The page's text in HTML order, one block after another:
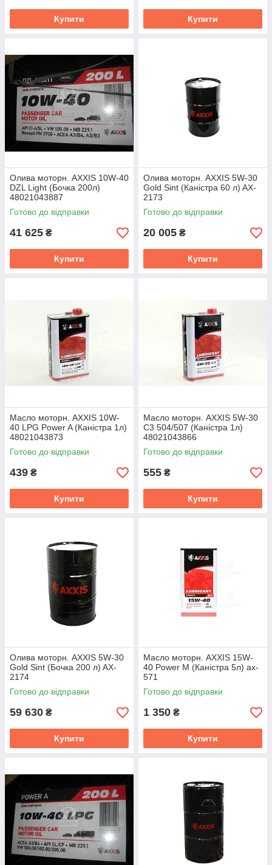
Купити Купити
Олива моторн. AXXIS 10W-40
DZL Light (Бочка 200л)
48021043887
Готово до відправки
41 625 ₴
Купити
Олива моторн. AXXIS 5W-30
Gold Sint (Каністра 60 л) AX-
2173
Готово до відправки
20 005 ₴
Купити
Масло моторн. AXXIS 10W-
40 LPG Power A (Каністра 1л)
48021043873
Готово до відправки
439 ₴
Купити
Масло моторн. AXXIS 5W-30
C3 504/507 (Каністра 1л)
48021043866
Готово до відправки
555 ₴
Купити
Олива моторн. AXXIS 5W-30
Gold Sint (Бочка 200 л) AX-
2174
Готово до відправки
59 630 ₴
Купити
Масло моторн. AXXIS 15W-
40 Power M (Каністра 5л) ax-
571
Готово до відправки
1 350 ₴
Купити